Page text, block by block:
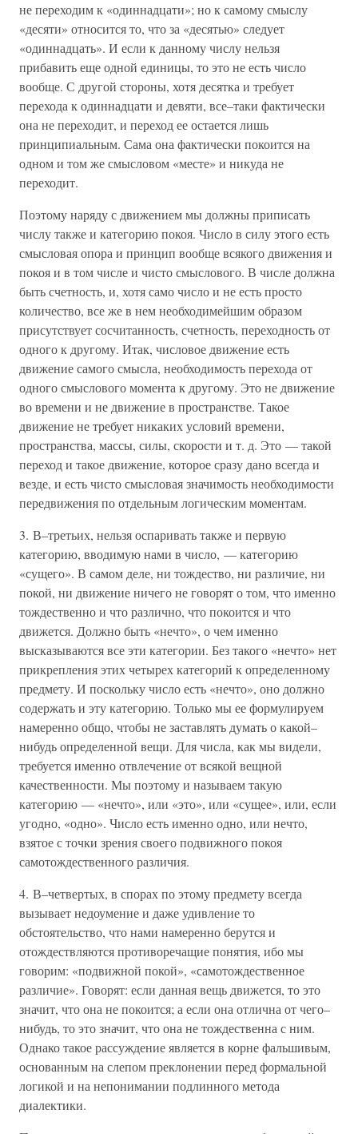
не переходим к «одиннадцати»; но к самому смыслу
«десяти» относится то, что за «десятью» следует
«одиннадцать». И если к данному числу нельзя
прибавить еще одной единицы, то это не есть число
вообще. С другой стороны, хотя десятка и требует
перехода к одиннадцати и девяти, все–таки фактически
она не переходит, и переход ее остается лишь
принципиальным. Сама она фактически покоится на
одном и том же смысловом «месте» и никуда не
переходит.
Поэтому наряду с движением мы должны приписать
числу также и категорию покоя. Число в силу этого есть
смысловая опора и принцип вообще всякого движения и
покоя и в том числе и чисто смыслового. В числе должна
быть счетность, и, хотя само число и не есть просто
количество, все же в нем необходимейшим образом
присутствует сосчитанность, счетность, переходность от
одного к другому. Итак, числовое движение есть
движение самого смысла, необходимость перехода от
одного смыслового момента к другому. Это не движение
во времени и не движение в пространстве. Такое
движение не требует никаких условий времени,
пространства, массы, силы, скорости и т. д. Это — такой
переход и такое движение, которое сразу дано всегда и
везде, и есть чисто смысловая значимость необходимости
передвижения по отдельным логическим моментам.
3. В–третьих, нельзя оспаривать также и первую
категорию, вводимую нами в число, — категорию
«сущего». В самом деле, ни тождество, ни различие, ни
покой, ни движение ничего не говорят о том, что именно
тождественно и что различно, что покоится и что
движется. Должно быть «нечто», о чем именно
высказываются все эти категории. Без такого «нечто» нет
прикрепления этих четырех категорий к определенному
предмету. И поскольку число есть «нечто», оно должно
содержать и эту категорию. Только мы ее формулируем
намеренно общо, чтобы не заставлять думать о какой–
нибудь определенной вещи. Для числа, как мы видели,
требуется именно отвлечение от всякой вещной
качественности. Мы поэтому и называем такую
категорию — «нечто», или «это», или «сущее», или, если
угодно, «одно». Число есть именно одно, или нечто,
взятое с точки зрения своего подвижного покоя
самотождественного различия.
4. В–четвертых, в спорах по этому предмету всегда
вызывает недоумение и даже удивление то
обстоятельство, что нами намеренно берутся и
отождествляются противоречащие понятия, ибо мы
говорим: «подвижной покой», «самотождественное
различие». Говорят: если данная вещь движется, то это
значит, что она не покоится; а если она отлична от чего–
нибудь, то это значит, что она не тождественна с ним.
Однако такое рассуждение является в корне фальшивым,
основанным на слепом преклонении перед формальной
логикой и на непонимании подлинного метода
диалектики.